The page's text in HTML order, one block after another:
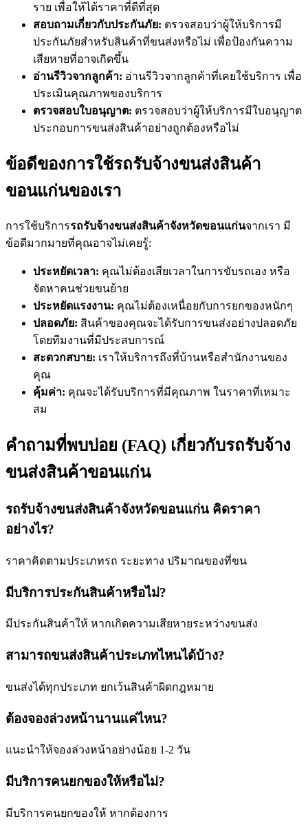
ราย เพื่อให้ได้ราคาที่ดีที่สุด
สอบถามเกี่ยวกับประกันภัย: ตรวจสอบว่าผู้ให้บริการมี
ประกันภัยสำหรับสินค้าที่ขนส่งหรือไม่ เพื่อป้องกันความ
เสียหายที่อาจเกิดขึ้น
อ่านรีวิวจากลูกค้า: อ่านรีวิวจากลูกค้าที่เคยใช้บริการ เพื่อ
ประเมินคุณภาพของบริการ
ตรวจสอบใบอนุญาต: ตรวจสอบว่าผู้ให้บริการมีใบอนุญาต
ประกอบการขนส่งสินค้าอย่างถูกต้องหรือไม่
ข้อดีของการใช้รถรับจ้างขนส่งสินค้า
ขอนแก่นของเรา
การใช้บริการรถรับจ้างขนส่งสินค้าจังหวัดขอนแก่นจากเรา มี
ข้อดีมากมายที่คุณอาจไม่เคยรู้:
ประหยัดเวลา: คุณไม่ต้องเสียเวลาในการขับรถเอง หรือ
จัดหาคนช่วยขนย้าย
ประหยัดแรงงาน: คุณไม่ต้องเหนื่อยกับการยกของหนักๆ
ปลอดภัย: สินค้าของคุณจะได้รับการขนส่งอย่างปลอดภัย
โดยทีมงานที่มีประสบการณ์
สะดวกสบาย: เราให้บริการถึงที่บ้านหรือสำนักงานของ
คุณ
คุ้มค่า: คุณจะได้รับบริการที่มีคุณภาพ ในราคาที่เหมาะ
สม
คำถามที่พบบ่อย (FAQ) เกี่ยวกับรถรับจ้าง
ขนส่งสินค้าขอนแก่น
รถรับจ้างขนส่งสินค้าจังหวัดขอนแก่น คิดราคา
อย่างไร?
ราคาคิดตามประเภทรถ ระยะทาง ปริมาณของที่ขน
มีบริการประกันสินค้าหรือไม่?
มีประกันสินค้าให้ หากเกิดความเสียหายระหว่างขนส่ง
สามารถขนส่งสินค้าประเภทไหนได้บ้าง?
ขนส่งได้ทุกประเภท ยกเว้นสินค้าผิดกฎหมาย
ต้องจองล่วงหน้านานแค่ไหน?
แนะนำให้จองล่วงหน้าอย่างน้อย 1-2 วัน
มีบริการคนยกของให้หรือไม่?
มีบริการคนยกของให้ หากต้องการ